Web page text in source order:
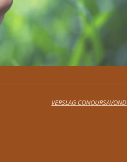
VERSLAG CONOURSAVOND